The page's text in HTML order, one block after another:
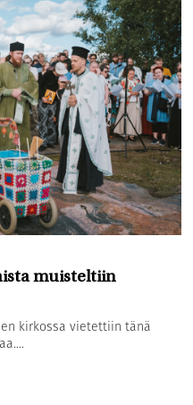
muisteltiin
kirkossa vietettiin tänä